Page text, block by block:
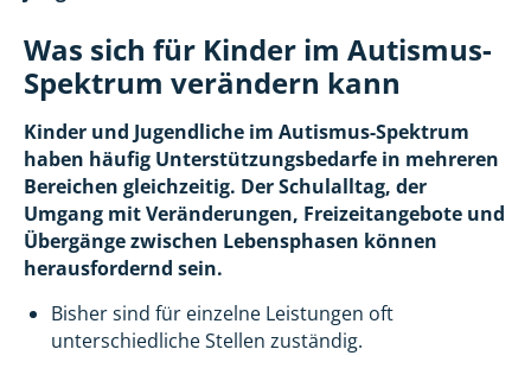
Was sich für Kinder im Autismus-
Spektrum verändern kann
Kinder und Jugendliche im Autismus-Spektrum
haben häufig Unterstützungsbedarfe in mehreren
Bereichen gleichzeitig. Der Schulalltag, der
Umgang mit Veränderungen, Freizeitangebote und
Übergänge zwischen Lebensphasen können
herausfordernd sein.
Bisher sind für einzelne Leistungen oft
unterschiedliche Stellen zuständig.